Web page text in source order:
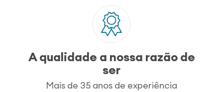
A qualidade a nossa razão de
ser
Mais de 35 anos de experiência